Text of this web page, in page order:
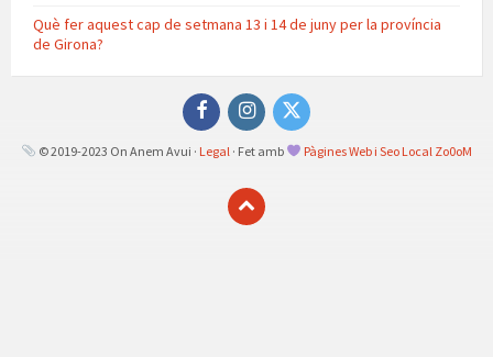
Què fer aquest cap de setmana 13 i 14 de juny per la província
de Girona?
FacebookInstagramTwitter
© 2019-2023 On Anem Avui · Legal · Fet amb Pàgines Web i Seo Local Zo0oM